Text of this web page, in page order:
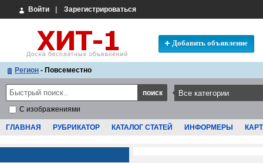
Войти Зарегистрироваться
Добавить объявление
Регион - Повсеместно
С изображениями
ГЛАВНАЯ РУБРИКАТОР КАТАЛОГ СТАТЕЙ ИНФОРМЕРЫ